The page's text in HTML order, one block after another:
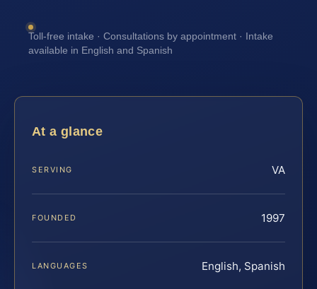
Toll-free intake · Consultations by appointment · Intake
available in English and Spanish
At a glance
SERVING VA
FOUNDED 1997
LANGUAGES English, Spanish